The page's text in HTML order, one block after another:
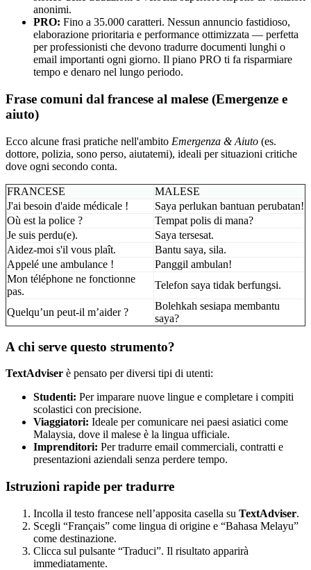
anonimi.
PRO: Fino a 35.000 caratteri. Nessun annuncio fastidioso,
elaborazione prioritaria e performance ottimizzata — perfetta
per professionisti che devono tradurre documenti lunghi o
email importanti ogni giorno. Il piano PRO ti fa risparmiare
tempo e denaro nel lungo periodo.
Frase comuni dal francese al malese (Emergenze e
aiuto)
Ecco alcune frasi pratiche nell'ambito Emergenza & Aiuto (es.
dottore, polizia, sono perso, aiutatemi), ideali per situazioni critiche
dove ogni secondo conta.
FRANCESE
MALESE
J'ai besoin d'aide médicale !
Saya perlukan bantuan perubatan!
Où est la police ?
Tempat polis di mana?
Je suis perdu(e).
Saya tersesat.
Aidez-moi s'il vous plaît.
Bantu saya, sila.
Appelé une ambulance !
Panggil ambulan!
Mon téléphone ne fonctionne
pas.
Telefon saya tidak berfungsi.
Quelqu’un peut-il m’aider ?
Bolehkah sesiapa membantu
saya?
A chi serve questo strumento?
TextAdviser è pensato per diversi tipi di utenti:
Studenti: Per imparare nuove lingue e completare i compiti
scolastici con precisione.
Viaggiatori: Ideale per comunicare nei paesi asiatici come
Malaysia, dove il malese è la lingua ufficiale.
Imprenditori: Per tradurre email commerciali, contratti e
presentazioni aziendali senza perdere tempo.
Istruzioni rapide per tradurre
Incolla il testo francese nell’apposita casella su TextAdviser.
Scegli “Français” come lingua di origine e “Bahasa Melayu”
come destinazione.
Clicca sul pulsante “Traduci”. Il risultato apparirà
immediatamente.